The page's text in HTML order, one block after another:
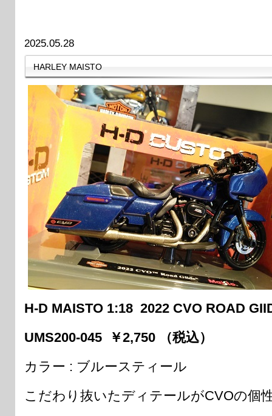
2025.05.28
HARLEY MAISTO
H-D MAISTO 1:18 2022 CVO ROAD
UMS200-045 ￥2,750 （税込）
カラー : ブルースティール
こだわり抜いたディテールがCVOの個